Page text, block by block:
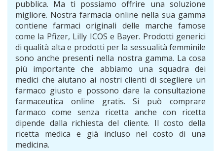
pubblica. Ma ti possiamo offrire una soluzione
migliore. Nostra farmacia online nella sua gamma
contiene farmaci originali delle marche famose
come la Pfizer, Lilly ICOS e Bayer. Prodotti generici
di qualità alta e prodotti per la sessualità femminile
sono anche presenti nella nostra gamma. La cosa
più importante che abbiamo una squadra dei
medici che aiutano ai nostri clienti di scegliere un
farmaco giusto e possono dare la consultazione
farmaceutica online gratis. Si può comprare
farmaco come senza ricetta anche con ricetta
dipende dalla richiesta del cliente. Il costo della
ricetta medica e già incluso nel costo di una
medicina.